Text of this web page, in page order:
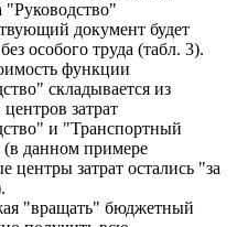
"Руководство"
документ будет
особого труда (табл. 3).
функции
складывается из
центров затрат
и "Транспортный
(в данном примере
центры затрат остались "за
"вращать" бюджетный